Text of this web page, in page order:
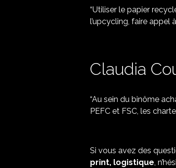
“Utiliser le papier
l’upcycling, faire appel
Claudia
“Au sein du binôme
PEFC et FSC, les
Si vous avez des
print, logistique,